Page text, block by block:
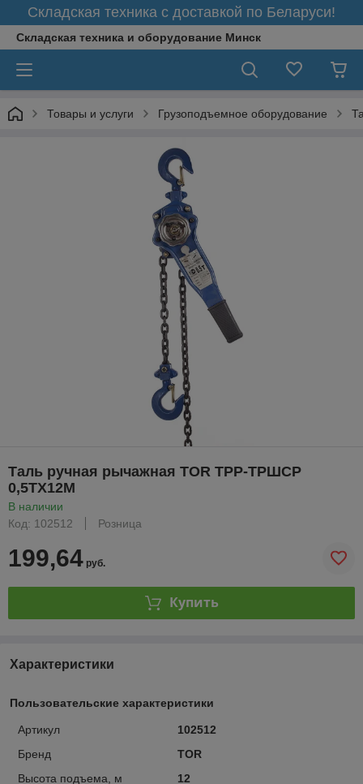
Складская техника с доставкой по Беларуси!
Складская техника и оборудование Минск
Товары и услуги Грузоподъемное оборудование
Таль ручная рычажная TOR ТРР-ТРШСР
0,5ТХ12М
В наличии
Код: 102512
Розница
199,64 руб.
Купить
Характеристики
Пользовательские характеристики
Артикул
102512
Бренд
TOR
Высота подъема, м
12